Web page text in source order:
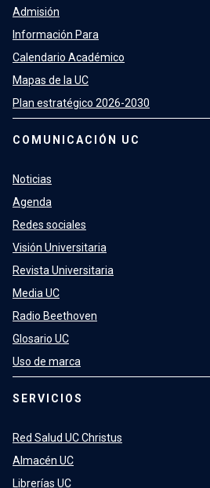
Admisión
Información Para
Calendario Académico
Mapas de la UC
Plan estratégico 2026-2030
COMUNICACIÓN UC
Noticias
Agenda
Redes sociales
Visión Universitaria
Revista Universitaria
Media UC
Radio Beethoven
Glosario UC
Uso de marca
SERVICIOS
Red Salud UC Christus
Almacén UC
Librerías UC